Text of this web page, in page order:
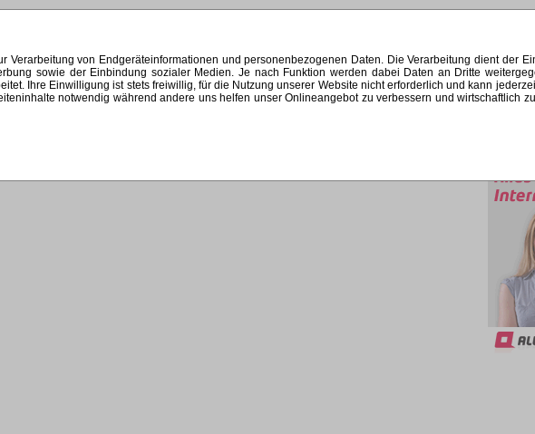
von Endgeräteinformationen und personenbezogenen Daten. Die Verarbeitung dient der
sowie der Einbindung sozialer Medien. Je nach Funktion werden dabei Daten an Dritte
Ihre Einwilligung ist stets freiwillig, für die Nutzung unserer Website nicht erforderlich und kann
notwendig während andere uns helfen unser Onlineangebot zu verbessern und wirtschaftlich